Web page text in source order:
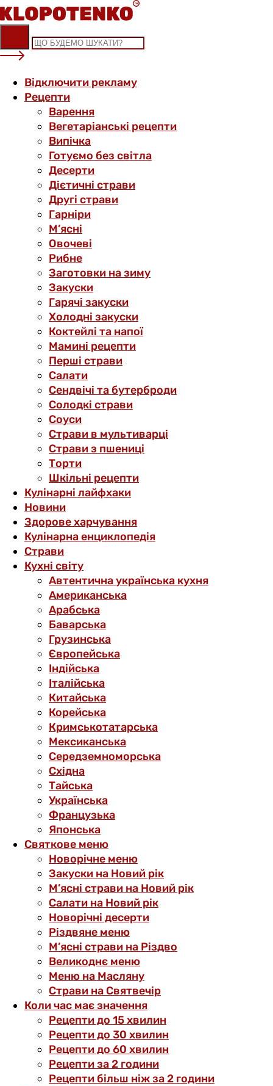
Skip
to
content
Відключити рекламу
Рецепти
Варення
Вегетаріанські рецепти
Випічка
Готуємо без світла
Десерти
Дієтичні страви
Другі страви
Гарніри
М’ясні
Овочеві
Рибне
Заготовки на зиму
Закуски
Гарячі закуски
Холодні закуски
Коктейлі та напої
Мамині рецепти
Перші страви
Салати
Сендвічі та бутерброди
Солодкі страви
Соуси
Страви в мультиварці
Страви з пшениці
Торти
Шкільні рецепти
Кулінарні лайфхаки
Новини
Здорове харчування
Кулінарна енциклопедія
Страви
Кухні світу
Автентична українська кухня
Американська
Арабська
Баварська
Грузинська
Європейська
Індійська
Італійська
Китайська
Корейська
Кримськотатарська
Мексиканська
Середземноморська
Східна
Тайська
Українська
Французька
Японська
Святкове меню
Новорічне меню
Закуски на Новий рік
М’ясні страви на Новий рік
Салати на Новий рік
Новорічні десерти
Різдвяне меню
М’ясні страви на Різдво
Великоднє меню
Меню на Масляну
Страви на Святвечір
Коли час має значення
Рецепти до 15 хвилин
Рецепти до 30 хвилин
Рецепти до 60 хвилин
Рецепти за 2 години
Рецепти більш ніж за 2 години